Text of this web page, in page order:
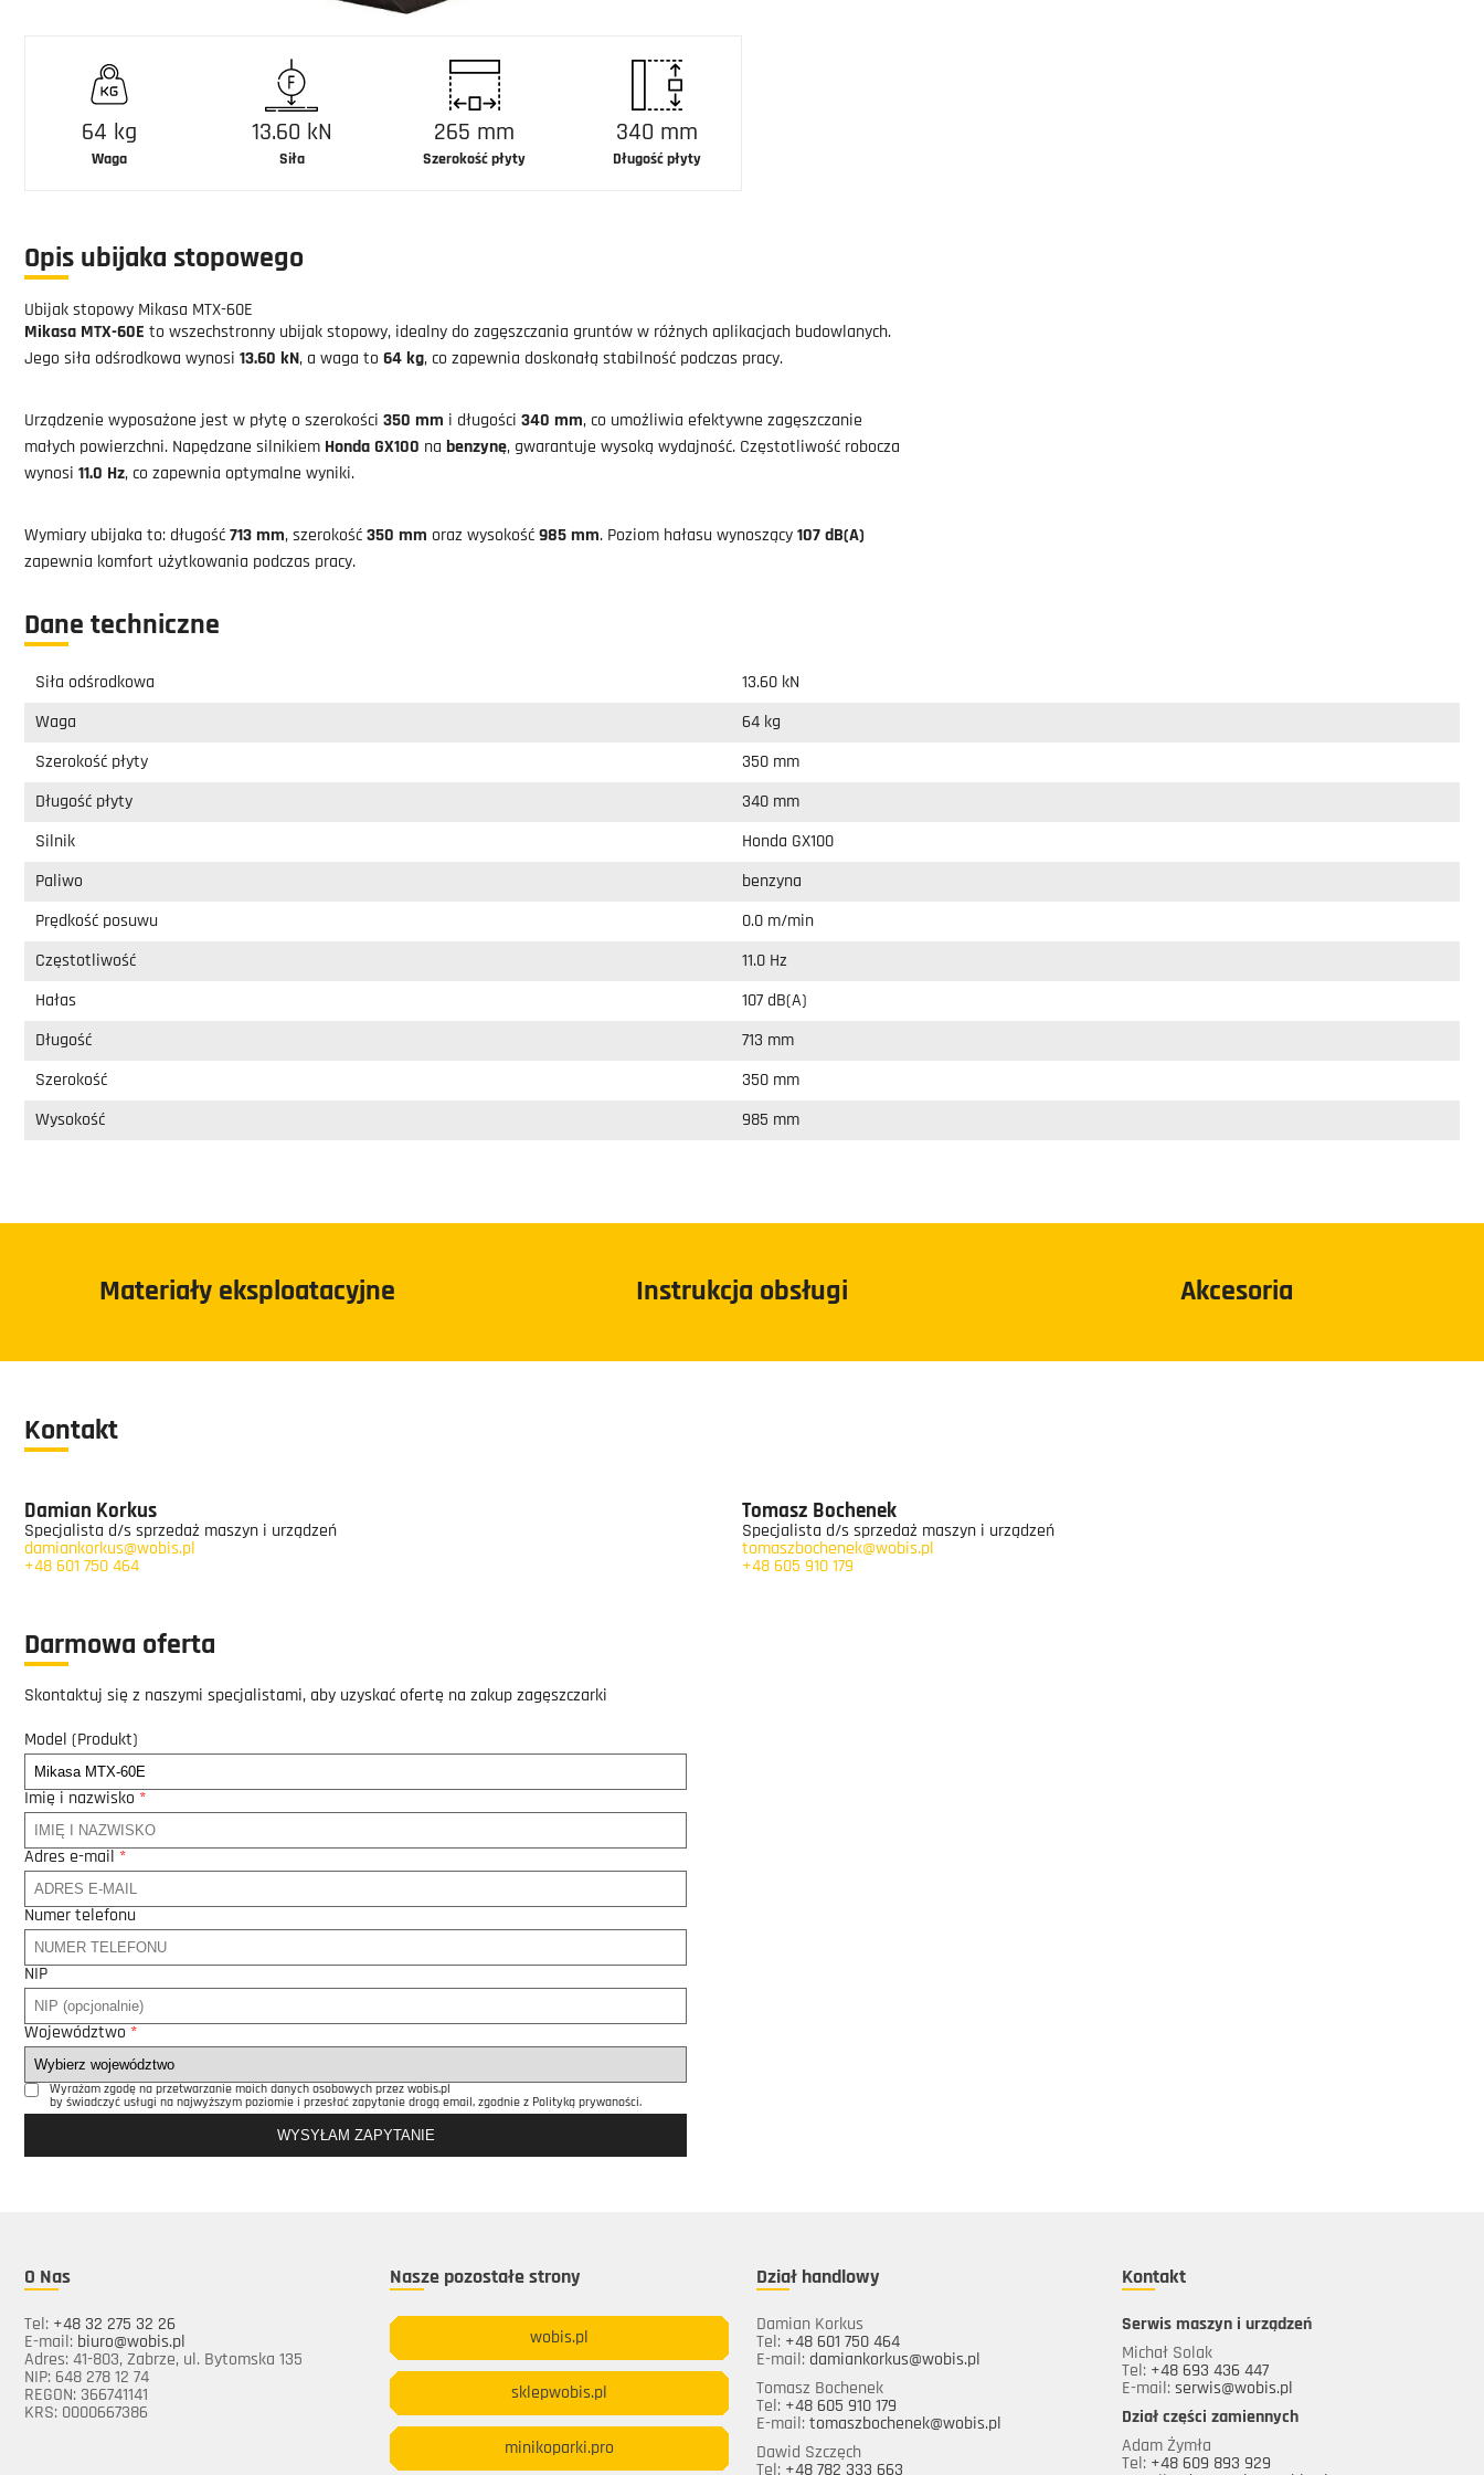
64 kg
Waga
13.60 kN
Siła
265 mm
Szerokość płyty
340 mm
Długość płyty
Opis ubijaka stopowego
Ubijak stopowy Mikasa MTX-60E
Mikasa MTX-60E to wszechstronny ubijak stopowy, idealny do zagęszczania gruntów w różnych aplikacjach budowlanych.
Jego siła odśrodkowa wynosi 13.60 kN, a waga to 64 kg, co zapewnia doskonałą stabilność podczas pracy.
Urządzenie wyposażone jest w płytę o szerokości 350 mm i długości 340 mm, co umożliwia efektywne zagęszczanie
małych powierzchni. Napędzane silnikiem Honda GX100 na benzynę, gwarantuje wysoką wydajność. Częstotliwość robocza
wynosi 11.0 Hz, co zapewnia optymalne wyniki.
Wymiary ubijaka to: długość 713 mm, szerokość 350 mm oraz wysokość 985 mm. Poziom hałasu wynoszący 107 dB(A)
zapewnia komfort użytkowania podczas pracy.
Dane techniczne
Siła odśrodkowa 13.60 kN
Waga 64 kg
Szerokość płyty 350 mm
Długość płyty 340 mm
Silnik Honda GX100
Paliwo benzyna
Prędkość posuwu 0.0 m/min
Częstotliwość 11.0 Hz
Hałas 107 dB(A)
Długość 713 mm
Szerokość 350 mm
Wysokość 985 mm
Materiały eksploatacyjne Instrukcja obsługi Akcesoria
Kontakt
Damian Korkus
Specjalista d/s sprzedaż maszyn i urządzeń
damiankorkus@wobis.pl
+48 601 750 464
Tomasz Bochenek
Specjalista d/s sprzedaż maszyn i urządzeń
tomaszbochenek@wobis.pl
+48 605 910 179
Darmowa oferta
Skontaktuj się z naszymi specjalistami, aby uzyskać ofertę na zakup zagęszczarki
Model (Produkt)
Imię i nazwisko *
Adres e-mail *
Numer telefonu
NIP
Województwo *
Wyrażam zgodę na przetwarzanie moich danych osobowych przez wobis.pl
by świadczyć usługi na najwyższym poziomie i przesłać zapytanie drogą email, zgodnie z Polityką prywaności.
O Nas
Tel: +48 32 275 32 26
E-mail: biuro@wobis.pl
Adres: 41-803, Zabrze, ul. Bytomska 135
NIP: 648 278 12 74
REGON: 366741141
KRS: 0000667386
Nasze pozostałe strony
wobis.pl
sklepwobis.pl
minikoparki.pro
Dział handlowy
Damian Korkus
Tel: +48 601 750 464
E-mail: damiankorkus@wobis.pl
Tomasz Bochenek
Tel: +48 605 910 179
E-mail: tomaszbochenek@wobis.pl
Dawid Szczęch
Tel: +48 782 333 663
Kontakt
Serwis maszyn i urządzeń
Michał Solak
Tel: +48 693 436 447
E-mail: serwis@wobis.pl
Dział części zamiennych
Adam Żymła
Tel: +48 609 893 929